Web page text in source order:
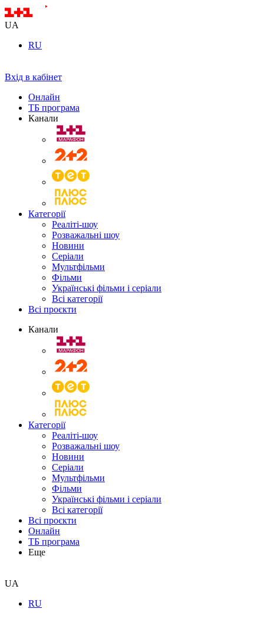
UA
RU
Вхід в кабінет
Онлайн
ТБ програма
Канали
Категорії
Реаліті-шоу
Розважальні шоу
Новини
Серіали
Мультфільми
Фільми
Українські фільми і серіали
Всі категорії
Всі проєкти
Канали
Категорії
Реаліті-шоу
Розважальні шоу
Новини
Серіали
Мультфільми
Фільми
Українські фільми і серіали
Всі категорії
Всі проєкти
Онлайн
ТБ програма
Еще
UA
RU